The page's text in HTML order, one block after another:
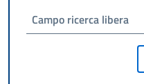
Campo ricerca libera